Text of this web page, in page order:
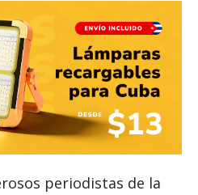
periodistas de la